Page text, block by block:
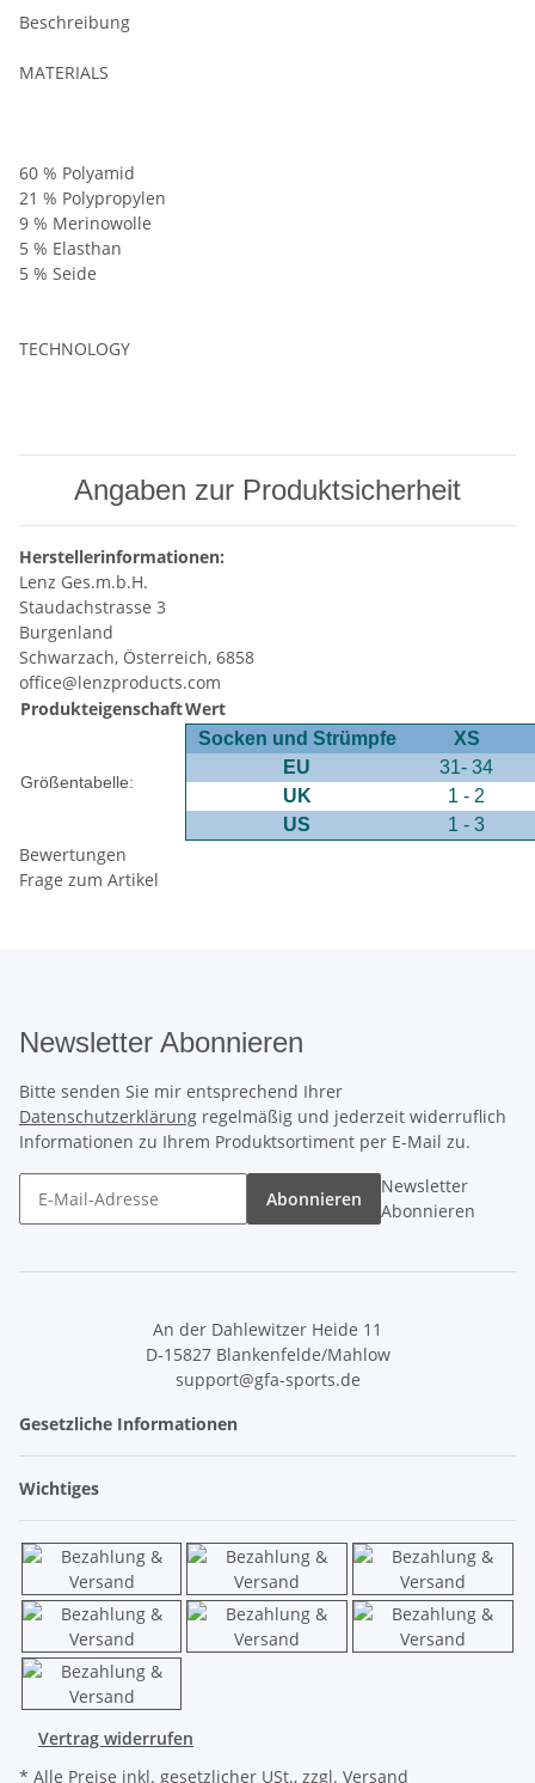
Beschreibung
MATERIALS
60 % Polyamid
21 % Polypropylen
9 % Merinowolle
5 % Elasthan
5 % Seide
TECHNOLOGY
Angaben zur Produktsicherheit
Herstellerinformationen:
Lenz Ges.m.b.H.
Staudachstrasse 3
Burgenland
Schwarzach, Österreich, 6858
office@lenzproducts.com
ProdukteigenschaftWert
Größentabelle:
Socken und Strümpfe
XS
EU
31- 34
UK
1 - 2
US
1 - 3
Bewertungen
Frage zum Artikel
Newsletter Abonnieren
Bitte senden Sie mir entsprechend Ihrer
Datenschutzerklärung regelmäßig und jederzeit widerruflich
Informationen zu Ihrem Produktsortiment per E-Mail zu.
Abonnieren
Newsletter
Abonnieren
An der Dahlewitzer Heide 11
D-15827 Blankenfelde/Mahlow
support@gfa-sports.de
Gesetzliche Informationen
Wichtiges
Vertrag widerrufen
* Alle Preise inkl. gesetzlicher USt., zzgl. Versand